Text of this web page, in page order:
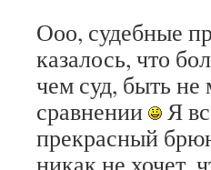
Ооо, судебные
казалось, что
чем суд, быть не
сравнении
Я
прекрасный
никак не хочет,